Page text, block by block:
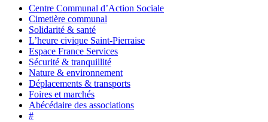
Centre Communal d’Action Sociale
Cimetière communal
Solidarité & santé
L’heure civique Saint-Pierraise
Espace France Services
Sécurité & tranquillité
Nature & environnement
Déplacements & transports
Foires et marchés
Abécédaire des associations
#